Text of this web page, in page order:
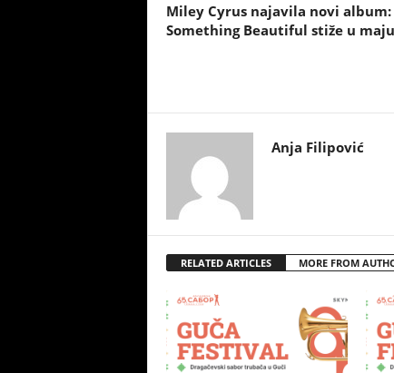
Miley Cyrus najavila novi album:
Something Beautiful stiže u
Anja Filipović
RELATED ARTICLES MORE FROM